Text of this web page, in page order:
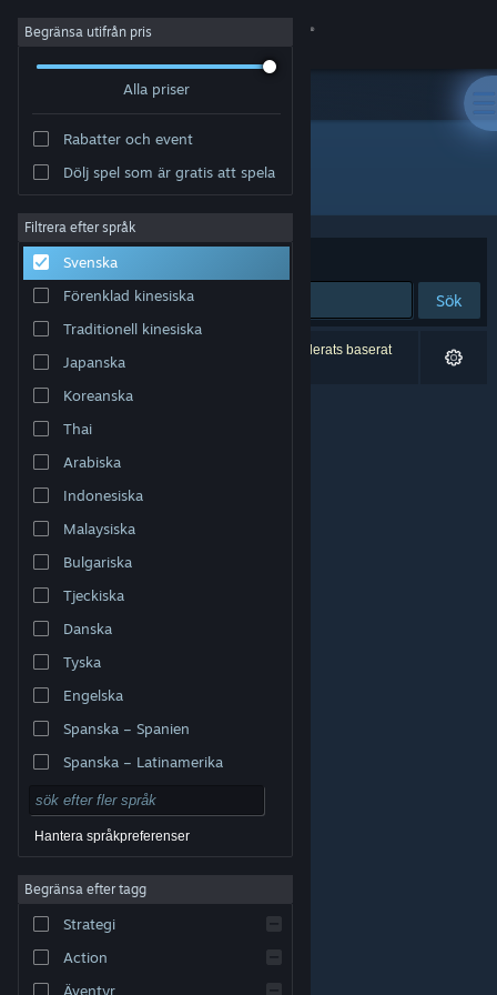
Logga in
Om
Support
Byt språk
Skaffa Steams mobilapp
Se skrivbordswebbplats
varumärken tillhör respektive ägare i USA och andra
Tillgänglighet
Återbetalningar|
Begränsa utifrån pris
Alla priser
Rabatter och event
Dölj spel som är gratis att spela
Filtrera efter språk
Svenska
Förenklad kinesiska
Traditionell kinesiska
Japanska
Koreanska
Thai
Arabiska
Indonesiska
Malaysiska
Bulgariska
Tjeckiska
Danska
Tyska
Engelska
Spanska – Spanien
Spanska – Latinamerika
Hantera språkpreferenser
Begränsa efter tagg
Strategi
Action
Äventyr
Utvecklare: 25 Crimson
Sortera efter Relevans
Sök
0 träffar matchade din sökning. 4 titlar har exkluderats baserat
på dina preferenser.